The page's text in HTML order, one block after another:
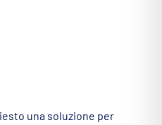
una soluzione per